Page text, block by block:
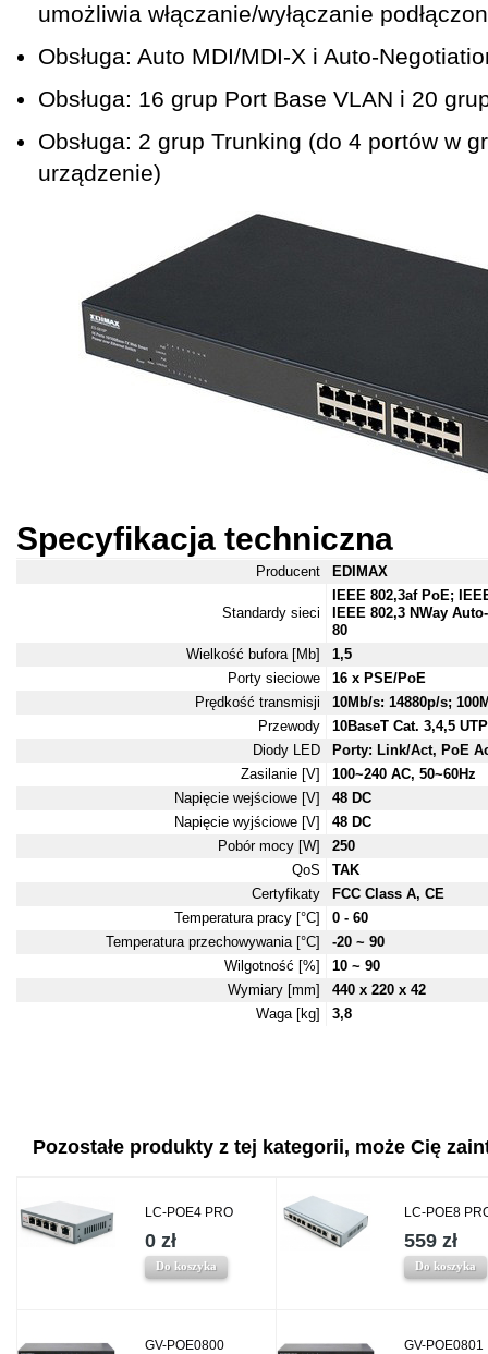
umożliwia włączanie/wyłączanie
Obsługa: Auto MDI/MDI-X i Auto-
Obsługa: 16 grup Port Base VLAN i 20
Obsługa: 2 grup Trunking (do 4 portów w
urządzenie)
Specyfikacja techniczna
Producent EDIMAX
Standardy sieci
IEEE 802,3af PoE;
IEEE 802,3 NWay
80
Wielkość bufora [Mb]
1,5
Porty sieciowe
16 x PSE/PoE
Prędkość transmisji
10Mb/s: 14880p/s;
Przewody
10BaseT Cat. 3,4,5
Diody LED
Porty: Link/Act, PoE
Zasilanie [V]
100~240 AC, 50~60Hz
Napięcie wejściowe [V]
48 DC
Napięcie wyjściowe [V]
48 DC
Pobór mocy [W]
250
QoS
TAK
Certyfikaty
FCC Class A, CE
Temperatura pracy [°C]
0 - 60
Temperatura przechowywania [°C]
-20 ~ 90
Wilgotność [%]
10 ~ 90
Wymiary [mm]
440 x 220 x 42
Waga [kg]
3,8
Pozostałe produkty z tej kategorii, może Cię
LC-POE4 PRO
0 zł
Do koszyka
LC-POE8
559 zł
Do koszyka
GV-POE0800 GV-POE0801